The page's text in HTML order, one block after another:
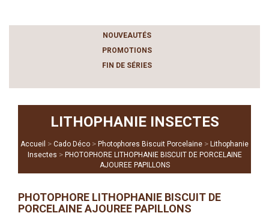
NOUVEAUTÉS
PROMOTIONS
FIN DE SÉRIES
LITHOPHANIE INSECTES
Accueil > Cado Déco > Photophores Biscuit Porcelaine > Lithophanie
Insectes > PHOTOPHORE LITHOPHANIE BISCUIT DE PORCELAINE
AJOUREE PAPILLONS
PHOTOPHORE LITHOPHANIE BISCUIT DE
PORCELAINE AJOUREE PAPILLONS